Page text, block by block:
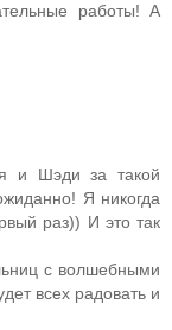
работы! А
и Шэди за такой
Я никогда
раз)) И это так
с волшебными
всех радовать и